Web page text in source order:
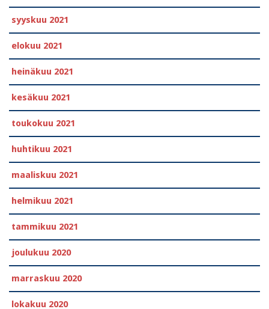
syyskuu 2021
elokuu 2021
heinäkuu 2021
kesäkuu 2021
toukokuu 2021
huhtikuu 2021
maaliskuu 2021
helmikuu 2021
tammikuu 2021
joulukuu 2020
marraskuu 2020
lokakuu 2020